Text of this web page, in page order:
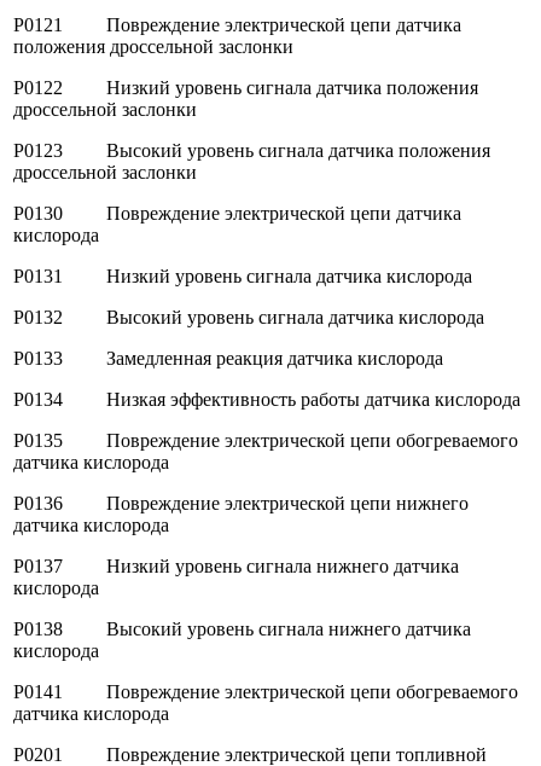
P0121 Повреждение электрической цепи датчика
положения дроссельной заслонки
P0122 Низкий уровень сигнала датчика положения
дроссельной заслонки
P0123 Высокий уровень сигнала датчика положения
дроссельной заслонки
P0130 Повреждение электрической цепи датчика
кислорода
P0131 Низкий уровень сигнала датчика кислорода
P0132 Высокий уровень сигнала датчика кислорода
P0133 Замедленная реакция датчика кислорода
P0134 Низкая эффективность работы датчика кислорода
P0135 Повреждение электрической цепи обогреваемого
датчика кислорода
P0136 Повреждение электрической цепи нижнего
датчика кислорода
P0137 Низкий уровень сигнала нижнего датчика
кислорода
P0138 Высокий уровень сигнала нижнего датчика
кислорода
P0141 Повреждение электрической цепи обогреваемого
датчика кислорода
P0201 Повреждение электрической цепи топливной